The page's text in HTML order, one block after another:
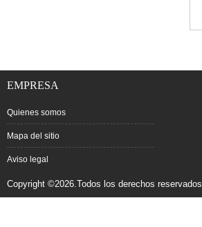
EMPRESA
Quienes somos
Mapa del sitio
Aviso legal
Copyright ©2026.Todos los derechos reservados.